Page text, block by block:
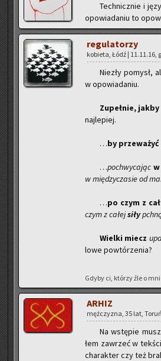
Tech­nicz­nie i
opo­wia­da­niu to
re­gu­la­to­rzy
ko­bie­ta, Łódź | 11.11.16,
Nie­zły po­mysł,
w opo­wia­da­niu.
Zu­peł­nie, jakby
naj­le­piej.
…by prze­wa­żyć
…po­chwy­ca­jąc
w mię­dzy­cza­sie od
…po czym z
czym z całejsiły
Wiel­ki miecz
lo­we po­wtó­rze­nia?
Gdyby ci, któ­rzy źle o
ARHIZ
męż­czy­zna, 35 lat,
Na wstę­pie
łem za­wrzeć w
cha­rak­ter czy też